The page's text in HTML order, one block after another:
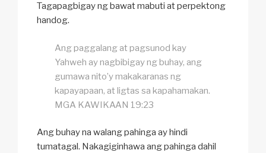
Tagapagbigay ng bawat mabuti at perpektong
handog.
Ang paggalang at pagsunod kay
Yahweh ay nagbibigay ng buhay, ang
gumawa nito’y makakaranas ng
kapayapaan, at ligtas sa kapahamakan.
MGA KAWIKAAN 19:23
Ang buhay na walang pahinga ay hindi
tumatagal. Nakagiginhawa ang pahinga dahil